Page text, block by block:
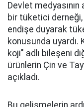
Devlet medyasının
bir tüketici
endişe duyarak
konusunda uyardı.
koji" adlı bileşeni
ürünlerin Çin ve
açıkladı.
Bu gelişmelerin